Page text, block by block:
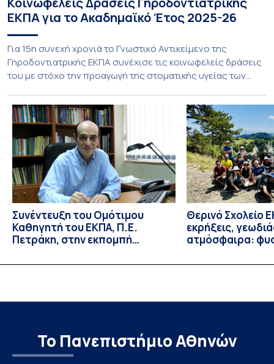
ΕΚΠΑ για το Ακαδημαϊκό Έτος 2025-26
Για 15η συνεχή χρονιά το Γνωστικό Αντικείμενο της
Γηροδοντιατρικής ΕΚΠΑ συνέχισε τις κοινωφελείς δράσεις
του με στόχο την προαγωγή της στοματικής υγείας των
υποχρεωτικής «κοινωφελούς μάθησης» στο μάθημα της
Γηροδοντιατρικής 10ου εξαμήνου, περιλάμβανε
εκπαιδευτικές δραστηριότητες στο Γηροκομείο-
Πτωχοκομείο Αθηνών, στο Οδοντιατρικό Τμήμα/Μονάδα
ΑΜΕΑ Ενηλίκων Ασκληπιείου Βούλας, στο Κέντρο
Γηριατρικής […]
Συνέντευξη του Ομότιμου
Καθηγητή του ΕΚΠΑ, Π.Ε.
Πετράκη, στην εκπομπή
Θερινό Σχολείο
εκρήξεις,
ατμόσφαιρα:
βιολογικές
Το Πανεπιστήμιο Αθηνών